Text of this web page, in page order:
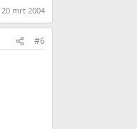
20 mrt 2004
#6